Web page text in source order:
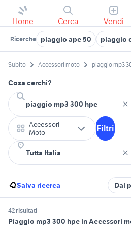
Home Cerca Vendi
Ricerche piaggio ape 50 piaggio
Subito Accessori moto piaggio mp3
Cosa cerchi?
Accessori
Moto
Filtri
Salva ricerca Dal
42 risultati
Piaggio mp3 300 hpe in Accessori